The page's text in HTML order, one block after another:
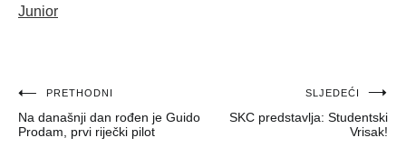
Junior
Navigacija
objava
PRETHODNI
Na današnji dan rođen je Guido
Prodam, prvi riječki pilot
SLJEDEĆI
SKC predstavlja: Studentski
Vrisak!